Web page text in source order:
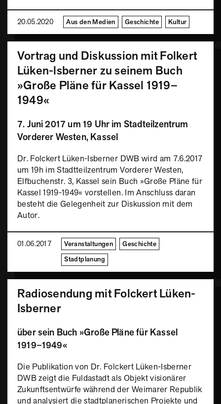
20.05.2020 Aus den Medien Geschichte Kultur
Vortrag und Diskussion mit Folkert
Lüken-lsberner zu seinem Buch
»Große Pläne für Kassel 1919–
1949«
7. Juni 2017 um 19 Uhr im Stadteilzentrum
Vorderer Westen, Kassel
Dr. Folckert Lüken-Isberner DWB wird am 7.6.2017
um 19h im Stadtteilzentrum Vorderer Westen,
Elfbuchenstr. 3, Kassel sein Buch »Große Pläne für
Kassel 1919-1949« vorstellen. Im Anschluss daran
besteht die Gelegenheit zur Diskussion mit dem
Autor.
01.06.2017 Veranstaltungen
Geschichte
Stadtplanung
Radiosendung mit Folckert Lüken-
Isberner
über sein Buch »Große Pläne für Kassel
1919–1949«
Die Publikation von Dr. Folckert Lüken-Isberner
DWB zeigt die Fuldastadt als Objekt visionärer
Zukunftsentwürfe während der Weimarer Republik
und analysiert die stadtplanerischen Projekte und